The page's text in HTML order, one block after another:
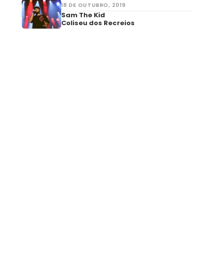
18 DE OUTUBRO, 2019
Sam The Kid
Coliseu dos Recreios